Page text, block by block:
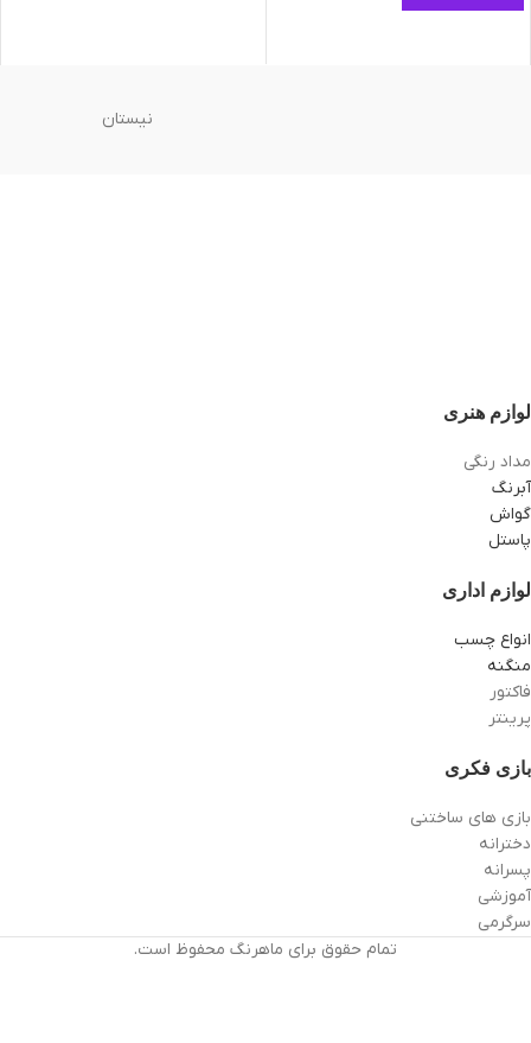
نیستان
لوازم هنری
مداد رنگی
آبرنگ
گواش
پاستل
لوازم اداری
انواع چسب
منگنه
فاکتور
پرینتر
بازی فکری
بازی های ساختنی
دخترانه
پسرانه
آموزشی
سرگرمی
تمام حقوق برای ماهرنگ محفوظ است.